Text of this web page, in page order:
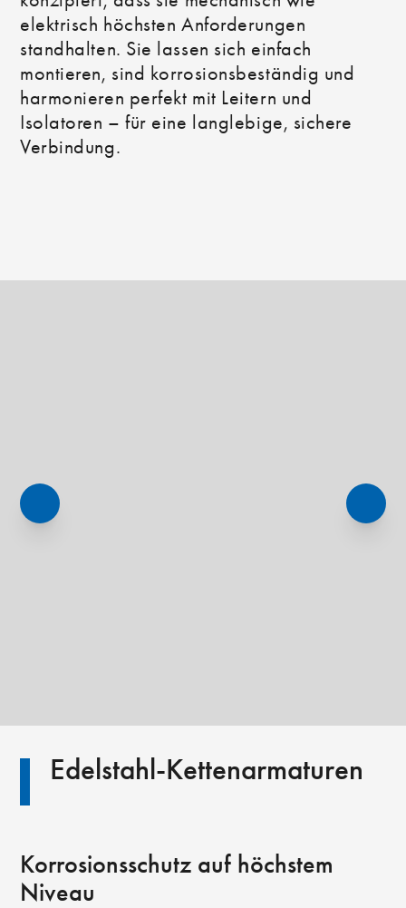
elektrisch höchsten Anforderungen
standhalten. Sie lassen sich einfach
montieren, sind korrosionsbeständig und
harmonieren perfekt mit Leitern und
Isolatoren – für eine langlebige, sichere
Verbindung.
Edelstahl-Kettenarmaturen
Korrosionsschutz auf höchstem
Niveau